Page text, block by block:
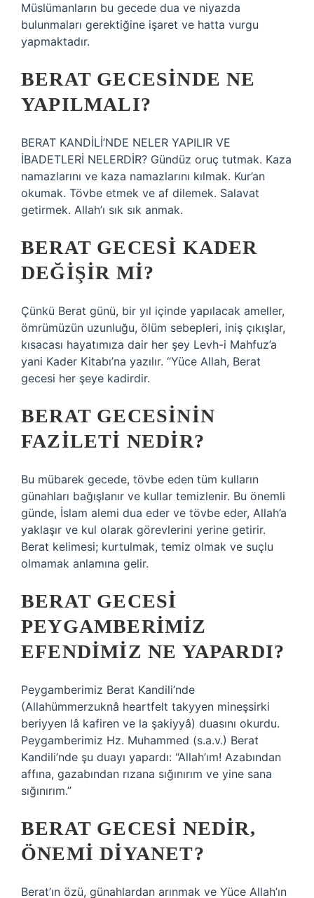
Müslümanların bu gecede dua ve niyazda
bulunmaları gerektiğine işaret ve hatta vurgu
yapmaktadır.
BERAT GECESINDE NE
YAPILMALI?
BERAT KANDİLİ’NDE NELER YAPILIR VE
İBADETLERİ NELERDİR? Gündüz oruç tutmak. Kaza
namazlarını ve kaza namazlarını kılmak. Kur’an
okumak. Tövbe etmek ve af dilemek. Salavat
getirmek. Allah’ı sık sık anmak.
BERAT GECESI KADER
DEĞIŞIR MI?
Çünkü Berat günü, bir yıl içinde yapılacak ameller,
ömrümüzün uzunluğu, ölüm sebepleri, iniş çıkışlar,
kısacası hayatımıza dair her şey Levh-i Mahfuz’a
yani Kader Kitabı’na yazılır. “Yüce Allah, Berat
gecesi her şeye kadirdir.
BERAT GECESININ
FAZILETI NEDIR?
Bu mübarek gecede, tövbe eden tüm kulların
günahları bağışlanır ve kullar temizlenir. Bu önemli
günde, İslam alemi dua eder ve tövbe eder, Allah’a
yaklaşır ve kul olarak görevlerini yerine getirir.
Berat kelimesi; kurtulmak, temiz olmak ve suçlu
olmamak anlamına gelir.
BERAT GECESI
PEYGAMBERIMIZ
EFENDIMIZ NE YAPARDI?
Peygamberimiz Berat Kandili’nde
(Allahümmerzuknâ heartfelt takyyen mineşsirki
beriyyen lâ kafiren ve la şakiyyâ) duasını okurdu.
Peygamberimiz Hz. Muhammed (s.a.v.) Berat
Kandili’nde şu duayı yapardı: “Allah’ım! Azabından
affına, gazabından rızana sığınırım ve yine sana
sığınırım.”
BERAT GECESI NEDIR,
ÖNEMI DIYANET?
Berat’ın özü, günahlardan arınmak ve Yüce Allah’ın